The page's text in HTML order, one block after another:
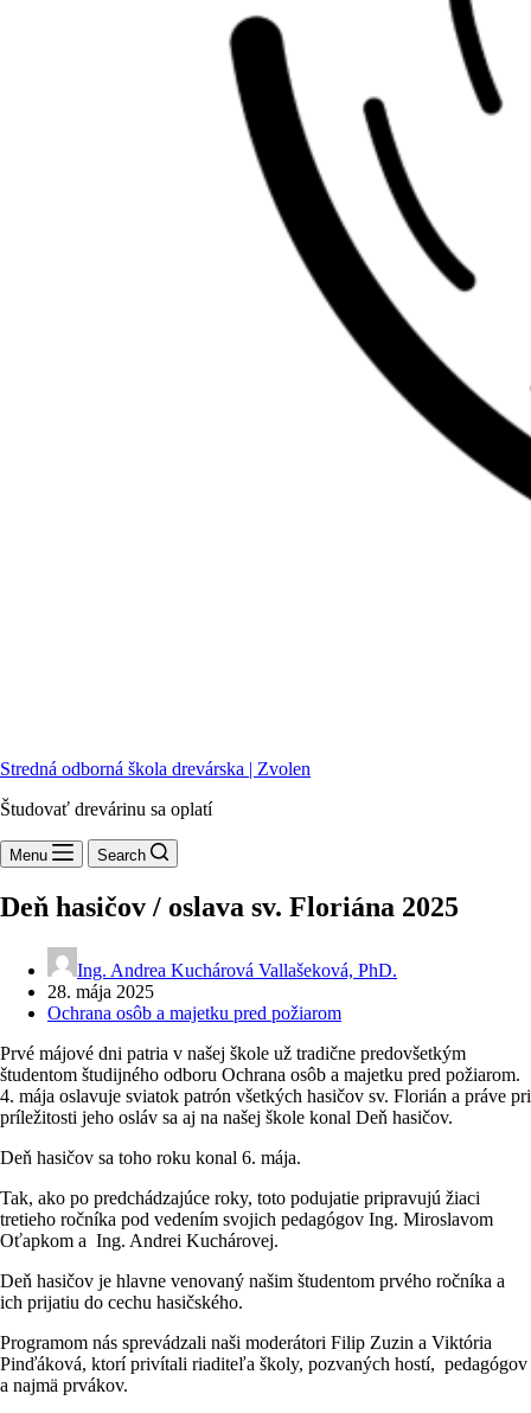
Stredná odborná škola drevárska | Zvolen
Študovať drevárinu sa oplatí
Menu Search
Deň hasičov / oslava sv. Floriána 2025
Ing. Andrea Kuchárová Vallašeková, PhD.
28. mája 2025
Ochrana osôb a majetku pred požiarom
Prvé májové dni patria v našej škole už tradične predovšetkým
študentom študijného odboru Ochrana osôb a majetku pred požiarom.
4. mája oslavuje sviatok patrón všetkých hasičov sv. Florián a práve pri
príležitosti jeho osláv sa aj na našej škole konal Deň hasičov.
Deň hasičov sa toho roku konal 6. mája.
Tak, ako po predchádzajúce roky, toto podujatie pripravujú žiaci
tretieho ročníka pod vedením svojich pedagógov Ing. Miroslavom
Oťapkom a Ing. Andrei Kuchárovej.
Deň hasičov je hlavne venovaný našim študentom prvého ročníka a
ich prijatiu do cechu hasičského.
Programom nás sprevádzali naši moderátori Filip Zuzin a Viktória
Pinďáková, ktorí privítali riaditeľa školy, pozvaných hostí, pedagógov
a najmä prvákov.